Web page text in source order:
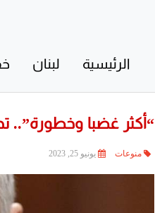
الرئيسية لبنان
“أكثر غضبا وخطورة”..
منوعات يونيو 25, 2023